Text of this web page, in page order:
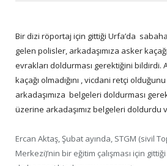
Bir dizi röportaj için gittiği Urfa’da
gelen polisler, arkadaşımıza asker
evrakları doldurması gerektiğini bildirdi.
kaçağı olmadığını , vicdani retçi
arkadaşımıza belgeleri doldurması
üzerine arkadaşımız belgeleri doldurdu
Ercan Aktaş, Şubat ayında, STGM (sivil
Merkezi)’nin bir eğitim çalışması için